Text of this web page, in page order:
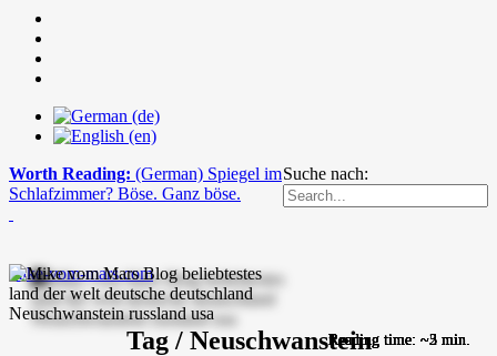
Suche nach:
Worth Reading: (German) Spiegel im
Schlafzimmer? Böse. Ganz böse.
mike-vom-mars.com
Tag / NeuschwansteinReading time: ~3 min.
Reading time: ~2 min.
Reading time: ~2 min.
Reading time: ~3 min.
Reading time: ~5 min.
Reading time: ~5 min.